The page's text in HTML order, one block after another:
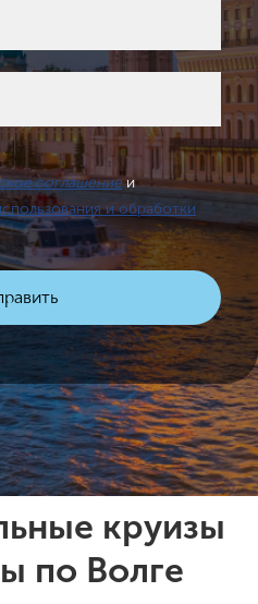
соглашениеи
и обработки
круизы
по Волге